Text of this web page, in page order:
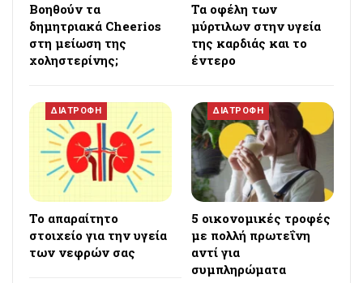
Βοηθούν τα
δημητριακά Cheerios
στη μείωση της
χοληστερίνης;
Τα οφέλη των
μύρτιλων στην υγεία
της καρδιάς και το
έντερο
ΔΙΑΤΡΟΦΗ
Το απαραίτητο
στοιχείο για την υγεία
των νεφρών σας
ΔΙΑΤΡΟΦΗ
5 οικονομικές τροφές
με πολλή πρωτεΐνη
αντί για
συμπληρώματα